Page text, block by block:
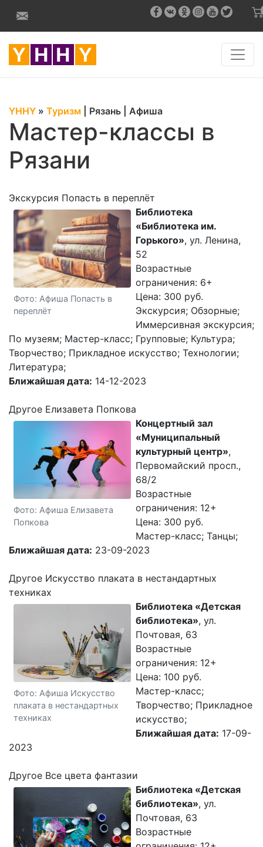
YHHY » Туризм Рязань Афиша
Мастер-классы в
Рязани
Экскурсия Попасть в переплёт
Фото: Афиша Попасть в
переплёт
Библиотека
«Библиотека им.
Горького», ул. Ленина,
52
Возрастные
ограничения: 6+
Цена: 300 руб.
Экскурсия; Обзорные;
Иммерсивная экскурсия;
По музеям; Мастер-класс; Групповые; Культура;
Творчество; Прикладное искусство; Технологии;
Литература;
Ближайшая дата: 14-12-2023
Другое Елизавета Попкова
Фото: Афиша Елизавета
Попкова
Концертный зал
«Муниципальный
культурный центр»,
Первомайский просп.,
68/2
Возрастные
ограничения: 12+
Цена: 300 руб.
Мастер-класс; Танцы;
Ближайшая дата: 23-09-2023
Другое Искусство плаката в нестандартных
техниках
Фото: Афиша Искусство
плаката в нестандартных
техниках
Библиотека «Детская
библиотека», ул.
Почтовая, 63
Возрастные
ограничения: 12+
Цена: 100 руб.
Мастер-класс;
Творчество; Прикладное
искусство;
Ближайшая дата: 17-09-
2023
Другое Все цвета фантазии
Библиотека «Детская
библиотека», ул.
Почтовая, 63
Возрастные